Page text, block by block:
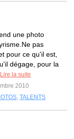
une photo
pas
pour ce qu'il est,
dégage, pour la
Lire la suite
2010
, TALENTS